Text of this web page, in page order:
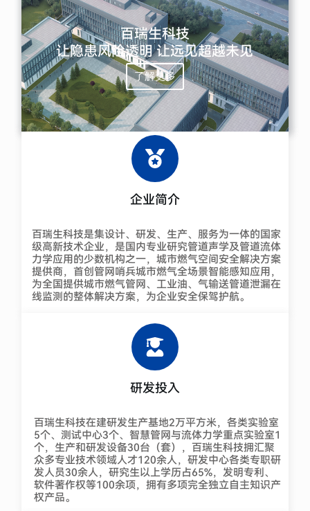
百瑞生科技
让隐患风险透明 让远见超越未见
了解更多
企业简介
百瑞生科技是集设计、研发、生产、服务为一体的国家
级高新技术企业，是国内专业研究管道声学及管道流体
力学应用的少数机构之一，城市燃气空间安全解决方案
提供商，首创管网哨兵城市燃气全场景智能感知应用，
为全国提供城市燃气管网、工业油、气输送管道泄漏在
线监测的整体解决方案，为企业安全保驾护航。
研发投入
百瑞生科技在建研发生产基地2万平方米，各类实验室
5个、测试中心3个、智慧管网与流体力学重点实验室1
个，生产和研发设备30台（套），百瑞生科技拥汇聚
众多专业技术领域人才120余人，研发中心各类专职研
发人员30余人，研究生以上学历占65%，发明专利、
软件著作权等100余项，拥有多项完全独立自主知识产
权产品。